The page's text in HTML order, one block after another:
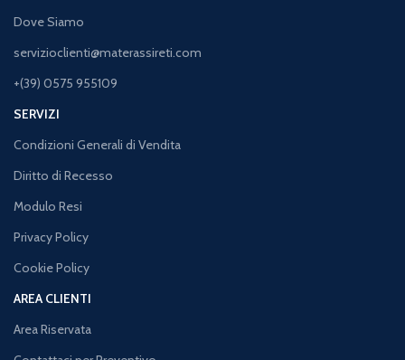
Dove Siamo
servizioclienti@materassireti.com
+(39) 0575 955109
SERVIZI
Condizioni Generali di Vendita
Diritto di Recesso
Modulo Resi
Privacy Policy
Cookie Policy
AREA CLIENTI
Area Riservata